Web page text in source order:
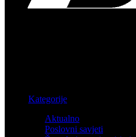
Kategorije
Aktualno
Poslovni savjeti